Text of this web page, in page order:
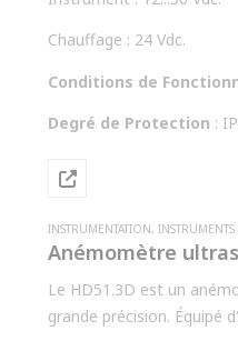
Chauffage : 24 Vdc.
Conditions de
Degré de Protection :
INSTRUMENTATION,
Anémomètre
Le HD51.3D est un
grande précision. Équipé